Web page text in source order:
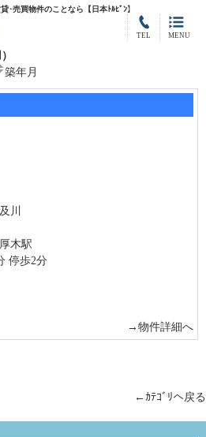
･売買物件のことなら【日本ﾄﾙﾋﾞﾝ】
MENU
TEL
築年月
川
木駅
停歩2分
→物件詳細へ
←ｶﾃｺﾞﾘへ戻る